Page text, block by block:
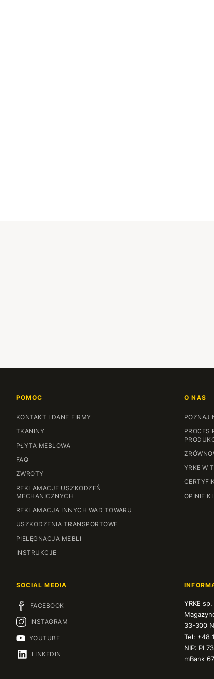
POMOC
KONTAKT I DANE FIRMY
TKANINY
PŁYTA MEBLOWA
FAQ
ZWROTY
REKLAMACJE USZKODZEŃ
MECHANICZNYCH
REKLAMACJA INNYCH WAD TOWARU
USZKODZENIA TRANSPORTOWE
PIELĘGNACJA MEBLI
INSTRUKCJE
O NAS
POZNAJ
PROCES
YRKE W
OPINIE
SOCIAL MEDIA
FACEBOOK
INSTAGRAM
YOUTUBE
LINKEDIN
YRKE
33-300
Tel: +48
NIP:
mBank